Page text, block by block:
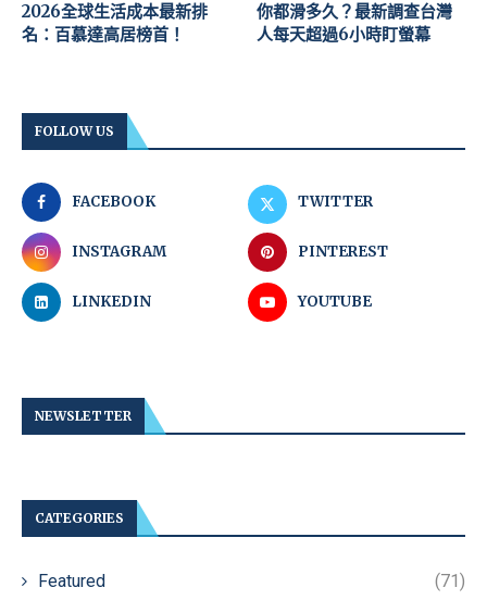
2026全球生活成本最新排
名：百慕達高居榜首！
你都滑多久？最新調查台灣
人每天超過6小時盯螢幕
FOLLOW US
FACEBOOK TWITTER
INSTAGRAM PINTEREST
LINKEDIN YOUTUBE
NEWSLETTER
CATEGORIES
Featured (71)